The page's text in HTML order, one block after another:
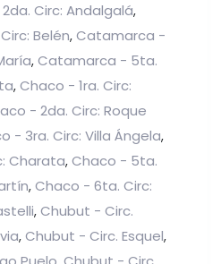
Circ: Andalgalá,
Belén, Catamarca -
, Catamarca - 5ta.
, Chaco - 1ra. Circ:
- 2da. Circ: Roque
- 3ra. Circ: Villa Ángela,
Charata, Chaco - 5ta.
, Chaco - 6ta. Circ:
, Chubut - Circ.
, Chubut - Circ. Esquel,